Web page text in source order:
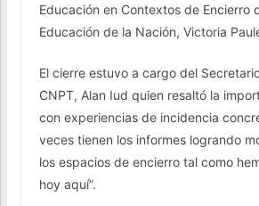
Educación en Contextos de Encierro
Educación de la Nación, Victoria
El cierre estuvo a cargo del
CNPT, Alan Iud quien resaltó la
con experiencias de incidencia
veces tienen los informes logrando
los espacios de encierro tal como
hoy aquí”.